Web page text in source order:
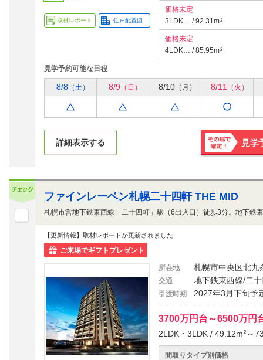
取材レポート 住戸配置図
価格未定
3LDK… / 92.31m2
価格未定
4LDK… / 85.95m2
見学予約可能な日程
8/8 （土） 8/9 （日） 8/10 （月） 8/11 （火）
詳細表示する
その場で
見学
ファインレーベン札幌二十四軒 THE MID
【更新情報】取材レポートが更新されました
ご来場でギフトプレゼント
所在地 札幌市中央区北九
交通 地下鉄東西線/二
引渡時期 2027年3月下旬予
3700万円台～6500万円
2LDK・3LDK / 49.12m 2 ～
間取りタイプ別価格